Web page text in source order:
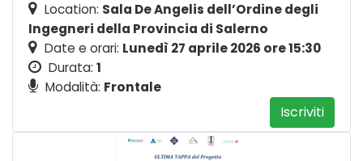
Location: Sala De Angelis dell’Ordine degli
Ingegneri della Provincia di Salerno
Date e orari: Lunedì 27 aprile 2026 ore 15:30
Durata: 1
Modalità: Frontale
Iscriviti